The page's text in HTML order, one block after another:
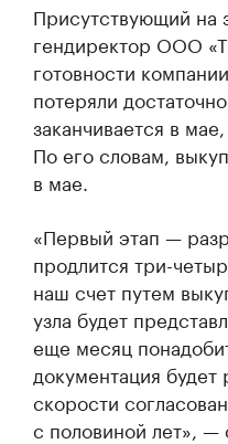
Присутствующий на
гендиректор ООО
готовности
потеряли
заканчивается в
По его словам,
в мае.
«Первый этап —
продлится три-
наш счет путем
узла будет
еще месяц
документация будет
скорости
с половиной лет», —